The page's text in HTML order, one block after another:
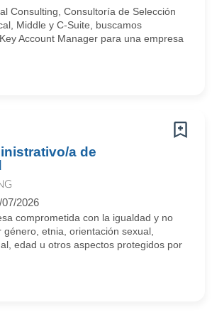
Consulting, Consultoría de Selección
Middle y C-Suite, buscamos
Account Manager para una empresa
a de
07/2026
comprometida con la igualdad y no
etnia, orientación sexual,
edad u otros aspectos protegidos por